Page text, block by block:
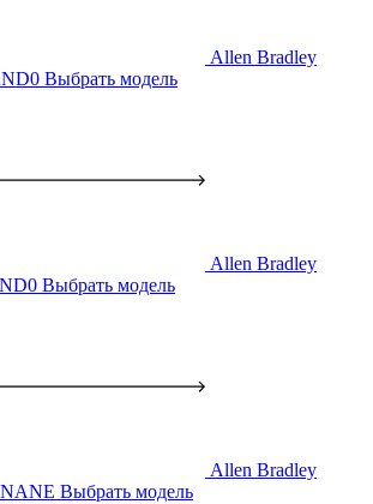
Allen Bradley
Выбрать модель
Allen Bradley
Выбрать модель
Allen Bradley
Выбрать модель